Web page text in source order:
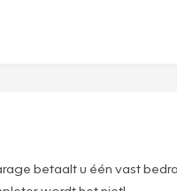
betaalt u één vast